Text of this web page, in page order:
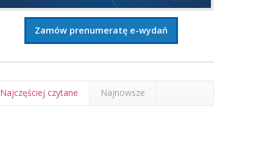
Zamów prenumeratę e-wydań
Najczęściej czytane Najnowsze